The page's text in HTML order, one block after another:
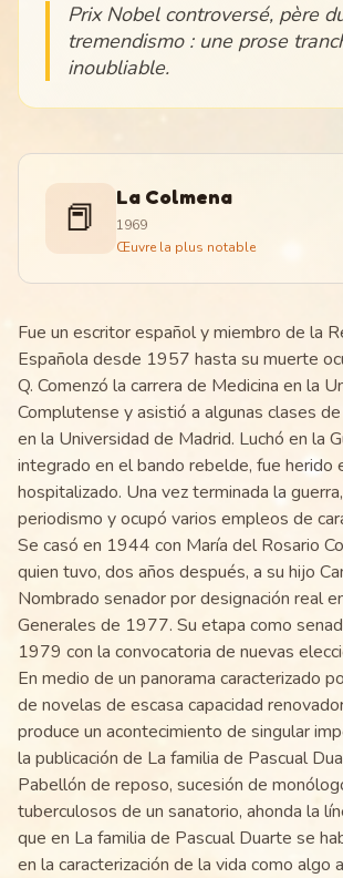
Prix Nobel controversé, père
tremendismo : une prose
inoubliable.
📕 La Colmena
1969
Œuvre la plus notable
Fue un escritor español y miembro de la
Española desde 1957 hasta su muerte
Q. Comenzó la carrera de Medicina en la
Complutense y asistió a algunas clases
en la Universidad de Madrid. Luchó en la
integrado en el bando rebelde, fue herido
hospitalizado. Una vez terminada la
periodismo y ocupó varios empleos de
Se casó en 1944 con María del Rosario
quien tuvo, dos años después, a su hijo
Nombrado senador por designación real
Generales de 1977. Su etapa como
1979 con la convocatoria de nuevas
En medio de un panorama caracterizado
de novelas de escasa capacidad
produce un acontecimiento de singular
la publicación de La familia de Pascual
Pabellón de reposo, sucesión de
tuberculosos de un sanatorio, ahonda la
que en La familia de Pascual Duarte se
en la caracterización de la vida como algo